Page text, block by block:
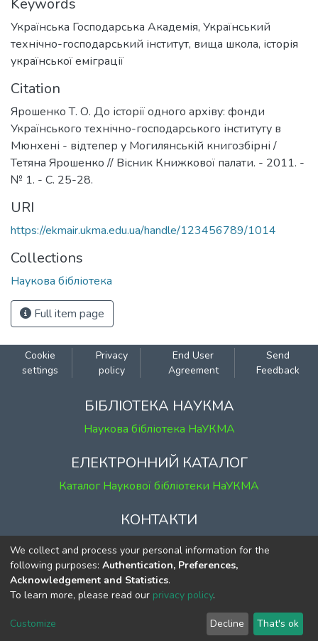
Keywords
Українська Господарська Академія, Український
технічно-господарський інститут, вища школа, історія
української еміграції
Citation
Ярошенко Т. О. До історії одного архіву: фонди
Українського технічно-господарського інституту в
Мюнхені - відтепер у Могилянській книгозбірні /
Тетяна Ярошенко // Вісник Книжкової палати. - 2011. -
№ 1. - С. 25-28.
URI
https://ekmair.ukma.edu.ua/handle/123456789/1014
Collections
Наукова бібліотека
Full item page
Cookie
settings
Privacy
policy
End User
Agreement
Send
Feedback
БІБЛІОТЕКА НАУКМА
Наукова бібліотека НаУКМА
ЕЛЕКТРОННИЙ КАТАЛОГ
Каталог Наукової бібліотеки НаУКМА
КОНТАКТИ
м. Київ, вул. Григорія Сковороди, 2
к. 1, к. 120
тел. (044) 463-69-31
ekmair@ukma.edu.ua
We collect and process your personal information for the
following purposes: Authentication, Preferences,
Acknowledgement and Statistics.
To learn more, please read our privacy policy.
Customize Decline That's ok